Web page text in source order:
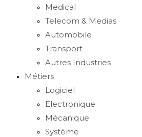
Medical
Telecom & Medias
Automobile
Transport
Autres Industries
Métiers
Logiciel
Electronique
Mécanique
Système